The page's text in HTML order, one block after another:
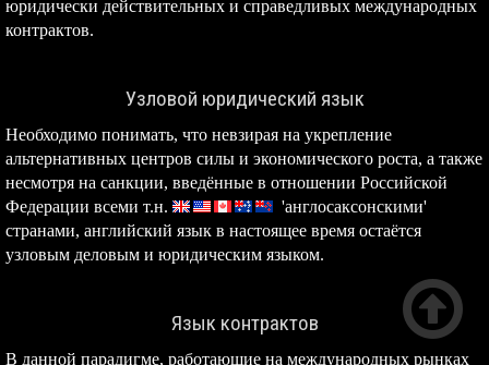
юридически действительных и справедливых международных
контрактов.
Узловой юридический язык
Необходимо понимать, что невзирая на укрепление
альтернативных центров силы и экономического роста, а также
несмотря на санкции, введённые в отношении Российской
Федерации всеми т.н.
'англосаксонскими'
странами, английский язык в настоящее время остаётся
узловым деловым и юридическим языком.
Язык контрактов
В данной парадигме, работающие на международных рынках
